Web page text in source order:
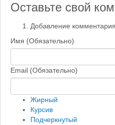
Оставьте свой
Добавление комментария
Имя (Обязательно)
Email (Обязательно)
Жирный
Курсив
Подчеркнутый